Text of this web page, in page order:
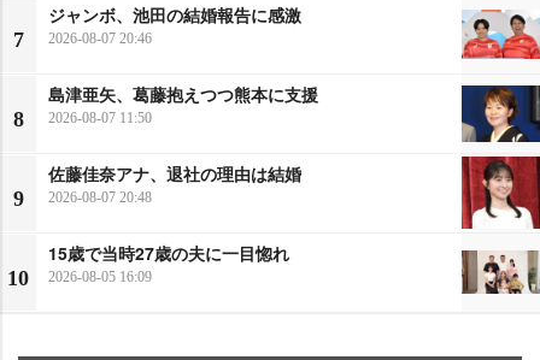
7
ジャンボ、池田の結婚報告に感激
2026-08-07 20:46
8
島津亜矢、葛藤抱えつつ熊本に支援
2026-08-07 11:50
9
佐藤佳奈アナ、退社の理由は結婚
2026-08-07 20:48
10
15歳で当時27歳の夫に一目惚れ
2026-08-05 16:09